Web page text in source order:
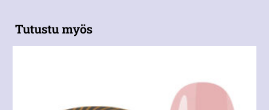
Tutustu myös